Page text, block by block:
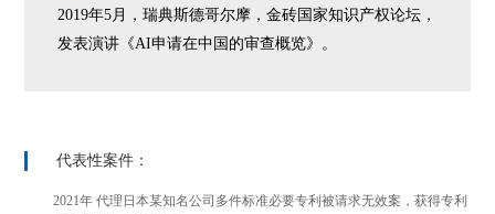
2019年5月，瑞典斯德哥尔摩，金砖国家知识产权论坛，
发表演讲《AI申请在中国的审查概览》。
代表性案件：
2021年 代理日本某知名公司多件标准必要专利被请求无效案，获得专利